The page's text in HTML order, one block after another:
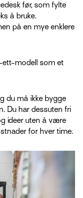
før, som fylte
å bruke.
på en mye enklere
ett-modell som et
du må ikke bygge
Du har dessuten fri
ideer uten å være
for hver time.